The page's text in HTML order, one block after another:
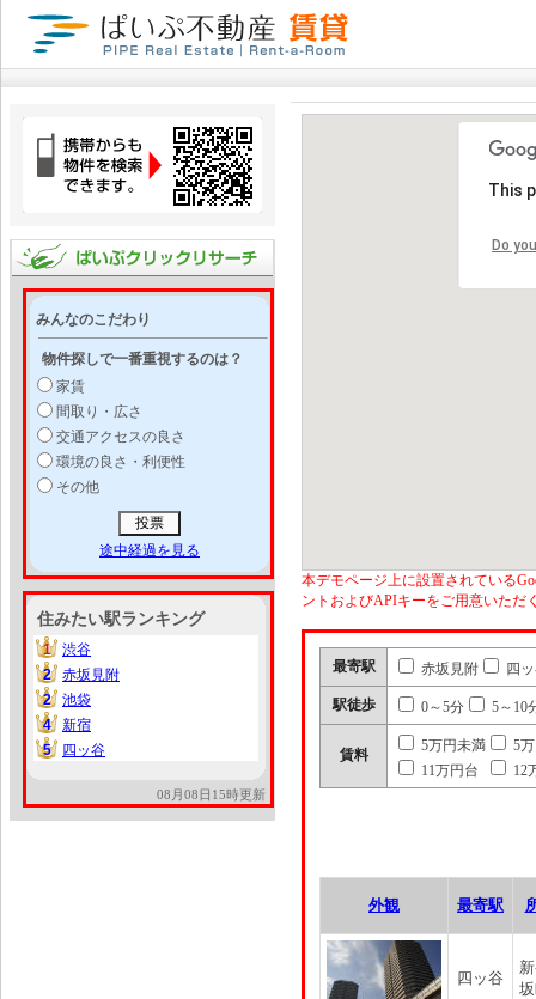
みんなのこだわり
物件探しで一番重視するのは？
家賃
間取り・広さ
交通アクセスの良さ
環境の良さ・利便性
その他
途中経過を見る
住みたい駅ランキング
1
1
渋谷
2
2
赤坂見附
2
2
池袋
4
4
新宿
5
5 四ッ谷
08月08日15時更新
This
Do
本デモページ上に設置されている
ントおよびAPIキーをご用意いただ
最寄駅 赤坂見附 四
駅徒歩 0～5分 5～10
賃料
5万円未満
5
11万円台
12
外観 最寄駅
四ッ谷